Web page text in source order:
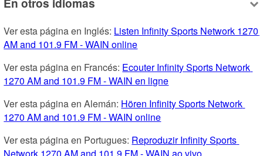
Ver esta página en Inglés: Listen Infinity Sports Network 1270
AM and 101.9 FM - WAIN online
Ver esta página en Francés: Ecouter Infinity Sports Network
1270 AM and 101.9 FM - WAIN en ligne
Ver esta página en Alemán: Hören Infinity Sports Network
1270 AM and 101.9 FM - WAIN online
Ver esta página en Portugues: Reproduzir Infinity Sports
Network 1270 AM and 101.9 FM - WAIN ao vivo